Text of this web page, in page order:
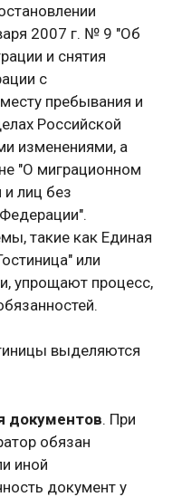
2007 г. № 9 "Об
и снятия
с
пребывания и
Российской
изменениями, а
"О миграционном
и лиц без
такие как Единая
или
упрощают процесс,
выделяются
документов. При
обязан
иной
документ у